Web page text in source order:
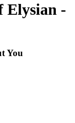
Elysian -
You